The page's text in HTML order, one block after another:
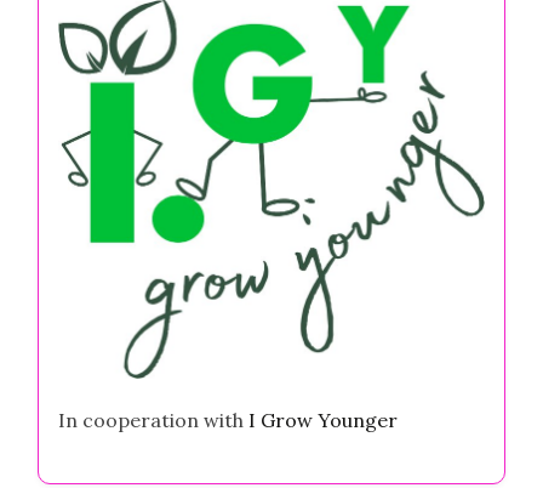
In cooperation with I Grow Younger